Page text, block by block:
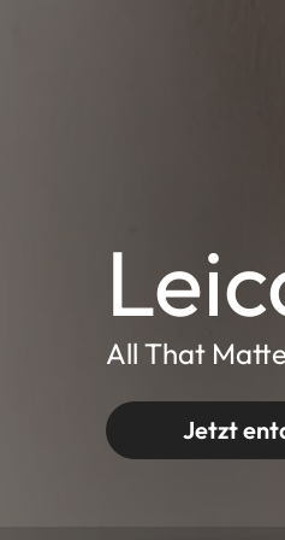
All That
Jetzt